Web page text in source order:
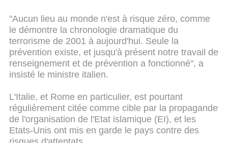
"Aucun lieu au monde n'est à risque zéro, comme
le démontre la chronologie dramatique du
terrorisme de 2001 à aujourd'hui. Seule la
prévention existe, et jusqu'à présent notre travail de
renseignement et de prévention a fonctionné", a
insisté le ministre italien.
L'Italie, et Rome en particulier, est pourtant
régulièrement citée comme cible par la propagande
de l'organisation de l'Etat islamique (EI), et les
Etats-Unis ont mis en garde le pays contre des